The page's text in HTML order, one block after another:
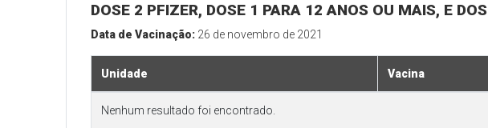
DOSE 2 PFIZER, DOSE 1 PARA 12 ANOS OU MAIS, E
Data de Vacinação: 26 de novembro de 2021
Unidade Vacina
Nenhum resultado foi encontrado.